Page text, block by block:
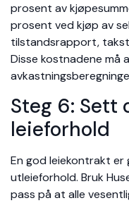
prosent av
prosent ved kjøp av
tilstandsrapport,
Disse kostnadene må
Steg 6: Sett
leieforhold
En god leiekontrakt er
utleieforhold. Bruk
pass på at alle